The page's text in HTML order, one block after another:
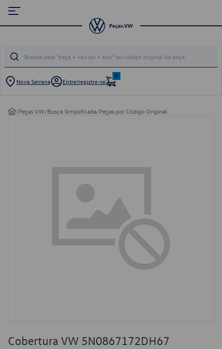
Nova Serrana Entre/registre-se
0
/Peças VW/Busca Simplificada/Peças por Código Original
Cobertura VW 5N0867172DH67